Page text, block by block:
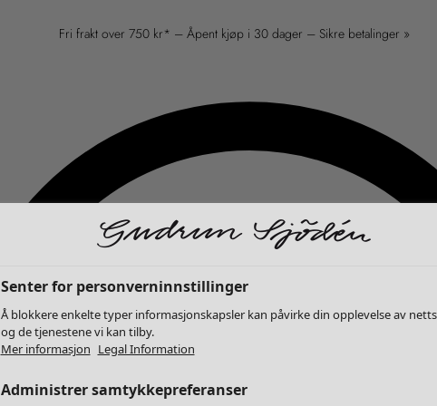
Fri frakt over 750 kr* – Åpent kjøp i 30 dager – Sikre betalinger »
Senter for personverninnstillinger
Å blokkere enkelte typer informasjonskapsler kan påvirke din opplevelse av
og de tjenestene vi kan tilby.
Mer informasjon Legal Information
Administrer samtykkepreferanser